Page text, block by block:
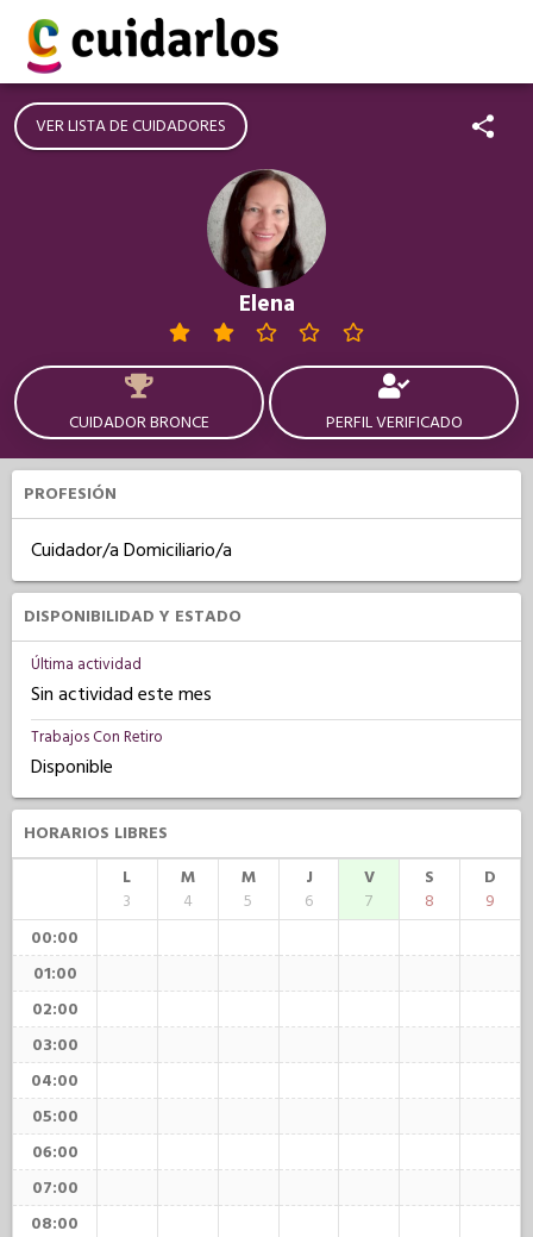
VER LISTA DE CUIDADORES
Elena
CUIDADOR BRONCE PERFIL VERIFICADO
PROFESIÓN
Cuidador/a Domiciliario/a
DISPONIBILIDAD Y ESTADO
Última actividad
Sin actividad este mes
Trabajos Con Retiro
Disponible
HORARIOS LIBRES
L
3
M
4
M
5
J
6
V
7
S
8
D
9
00:00
01:00
02:00
03:00
04:00
05:00
06:00
07:00
08:00